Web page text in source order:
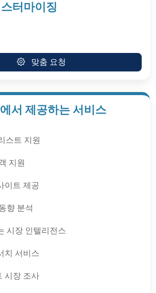
터마이징
맞춤 요청
서 제공하는 서비스
스트 지원
지원
이트 제공
향 분석
시장 인텔리전스
치 서비스
시장 조사